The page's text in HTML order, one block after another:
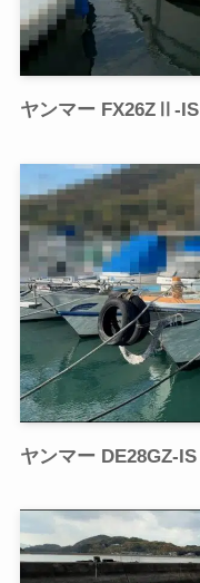
ヤンマー FX26ZⅡ-IS
ヤンマー DE28GZ-IS